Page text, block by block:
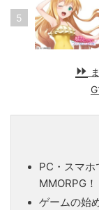
5
PC・スマ
MMORPG！
ゲームの始